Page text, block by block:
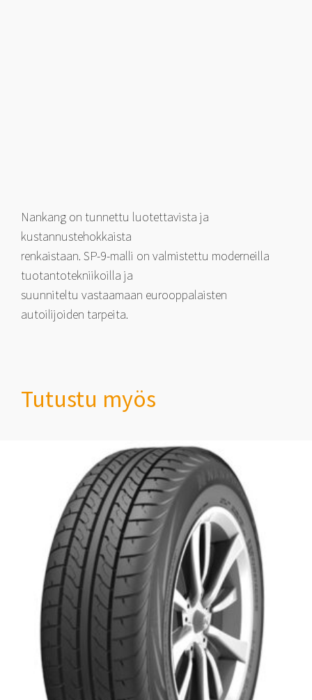
Nankang on tunnettu luotettavista ja
kustannustehokkaista
renkaistaan. SP-9-malli on valmistettu moderneilla
tuotantotekniikoilla ja
suunniteltu vastaamaan eurooppalaisten
autoilijoiden tarpeita.
Tutustu myös